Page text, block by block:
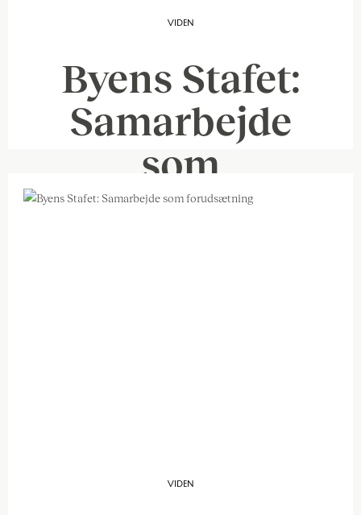
Byens Stafet:
Samarbejde
som
forudsætning
VIDEN
VIDEN